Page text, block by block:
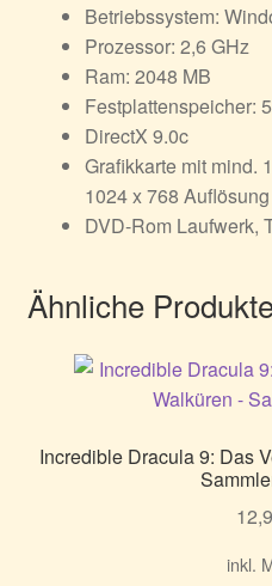
Betriebssystem:
Prozessor: 2,6 GHz
Ram: 2048 MB
Festplattenspeicher:
DirectX 9.0c
Grafikkarte mit mind.
1024 x 768 Auflösung
DVD-Rom Laufwerk,
Ähnliche
Incredible Dracula 9: Das
inkl.